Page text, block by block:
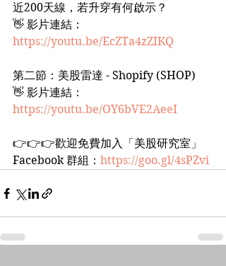
近200天線，若升穿有何啟示？
👋 影片連結：
https://youtu.be/EcZTa4zZIKQ
第二節：美股雷達 - Shopify (SHOP)
👋 影片連結：
https://youtu.be/OY6bVE2AeeI
👉👉👉歡迎免費加入「美股研究室」
Facebook 群組： https://goo.gl/4sPZvi